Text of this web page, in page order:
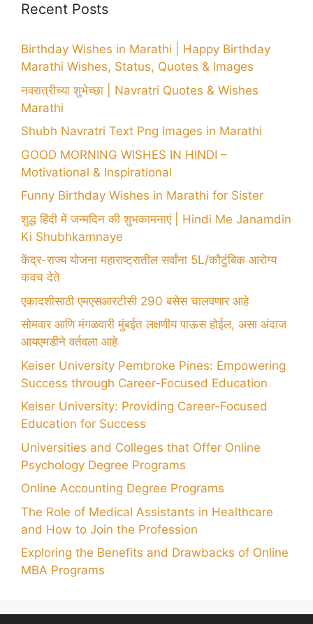
Recent Posts
Birthday Wishes in Marathi | Happy Birthday
Marathi Wishes, Status, Quotes & Images
नवरात्रीच्या शुभेच्छा | Navratri Quotes & Wishes
Marathi
Shubh Navratri Text Png Images in Marathi
GOOD MORNING WISHES IN HINDI –
Motivational & Inspirational
Funny Birthday Wishes in Marathi for Sister
शुद्ध हिंदी में जन्मदिन की शुभकामनाएं | Hindi Me Janamdin
Ki Shubhkamnaye
केंद्र-राज्य योजना महाराष्ट्रातील सर्वांना 5L/कौटुंबिक आरोग्य
कवच देते
एकादशीसाठी एमएसआरटीसी 290 बसेस चालवणार आहे
सोमवार आणि मंगळवारी मुंबईत लक्षणीय पाऊस होईल, असा अंदाज
आयएमडीने वर्तवला आहे
Keiser University Pembroke Pines: Empowering
Success through Career-Focused Education
Keiser University: Providing Career-Focused
Education for Success
Universities and Colleges that Offer Online
Psychology Degree Programs
Online Accounting Degree Programs
The Role of Medical Assistants in Healthcare
and How to Join the Profession
Exploring the Benefits and Drawbacks of Online
MBA Programs